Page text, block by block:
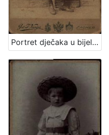
Portret dječaka u bijelom odijelu / G. & I.Varga